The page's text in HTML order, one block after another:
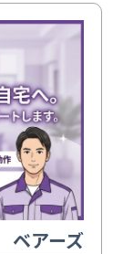
ベアーズ